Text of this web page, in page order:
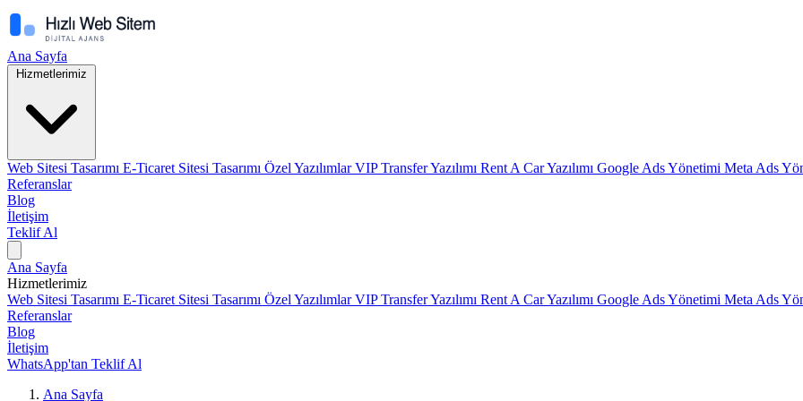
Ana Sayfa
Hizmetlerimiz
Web Sitesi Tasarımı E-Ticaret Sitesi Tasarımı Özel YazılımlarVIP Transfer Yazılımı Rent A Car Yazılımı Google Ads Yönetimi Meta Ads
Referanslar
Blog
İletişim
Teklif Al
Ana Sayfa
Hizmetlerimiz
Web Sitesi Tasarımı E-Ticaret Sitesi Tasarımı Özel YazılımlarVIP Transfer Yazılımı Rent A Car Yazılımı Google Ads Yönetimi Meta Ads
Referanslar
Blog
İletişim
WhatsApp'tan Teklif Al
Ana Sayfa